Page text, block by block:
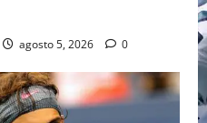
agosto 5, 2026 0